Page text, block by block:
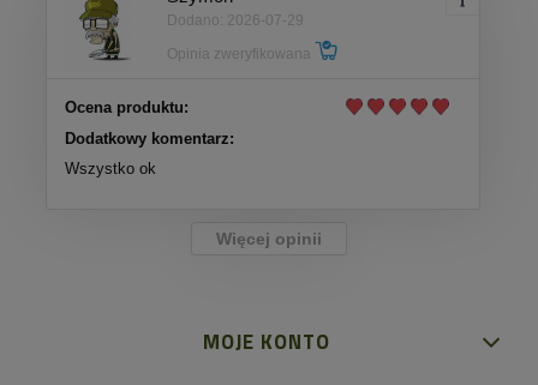
Dodano: 2026-07-29
Opinia zweryfikowana
Ocena produktu:
Dodatkowy komentarz:
Wszystko ok
Więcej opinii
MOJE KONTO